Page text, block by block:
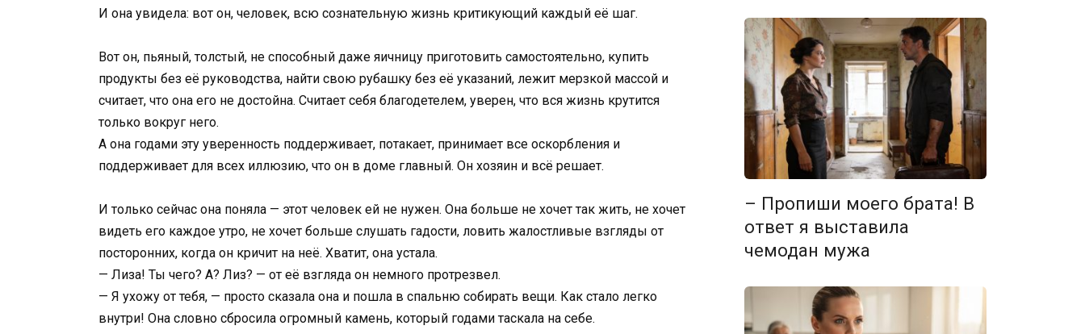
И она увидела: вот он, человек, всю сознательную жизнь критикующий каждый её шаг.
Вот он, пьяный, толстый, не способный даже яичницу приготовить самостоятельно, купить
продукты без её руководства, найти свою рубашку без её указаний, лежит мерзкой массой и
считает, что она его не достойна. Считает себя благодетелем, уверен, что вся жизнь крутится
только вокруг него.
А она годами эту уверенность поддерживает, потакает, принимает все оскорбления и
поддерживает для всех иллюзию, что он в доме главный. Он хозяин и всё решает.
И только сейчас она поняла — этот человек ей не нужен. Она больше не хочет так жить, не хочет
видеть его каждое утро, не хочет больше слушать гадости, ловить жалостливые взгляды от
посторонних, когда он кричит на неё. Хватит, она устала.
— Лиза! Ты чего? А? Лиз? — от её взгляда он немного протрезвел.
— Я ухожу от тебя, — просто сказала она и пошла в спальню собирать вещи. Как стало легко
внутри! Она словно сбросила огромный камень, который годами таскала на себе.
– Пропиши моего брата! В
ответ я выставила
чемодан мужа